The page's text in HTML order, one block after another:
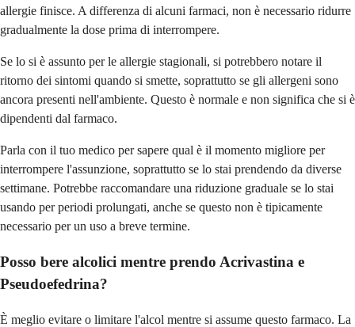
allergie finisce. A differenza di alcuni farmaci, non è necessario ridurre
gradualmente la dose prima di interrompere.
Se lo si è assunto per le allergie stagionali, si potrebbero notare il
ritorno dei sintomi quando si smette, soprattutto se gli allergeni sono
ancora presenti nell'ambiente. Questo è normale e non significa che si è
dipendenti dal farmaco.
Parla con il tuo medico per sapere qual è il momento migliore per
interrompere l'assunzione, soprattutto se lo stai prendendo da diverse
settimane. Potrebbe raccomandare una riduzione graduale se lo stai
usando per periodi prolungati, anche se questo non è tipicamente
necessario per un uso a breve termine.
Posso bere alcolici mentre prendo Acrivastina e
Pseudoefedrina?
È meglio evitare o limitare l'alcol mentre si assume questo farmaco. La